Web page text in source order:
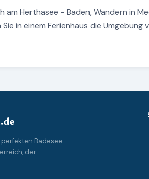
am Herthasee - Baden, Wandern in
in einem Ferienhaus die
Badesee
der